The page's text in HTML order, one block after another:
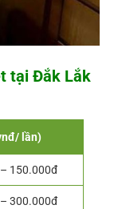
tại Đắk Lắk
lần)
150.000đ
300.000đ